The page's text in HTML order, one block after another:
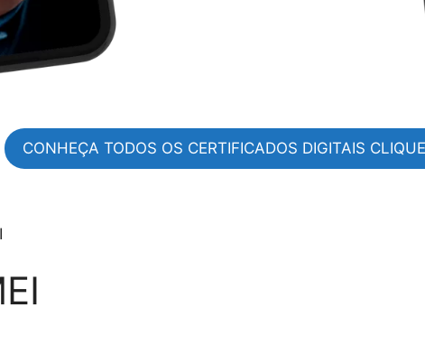
CONHEÇA TODOS OS CERTIFICADOS DIGITAIS